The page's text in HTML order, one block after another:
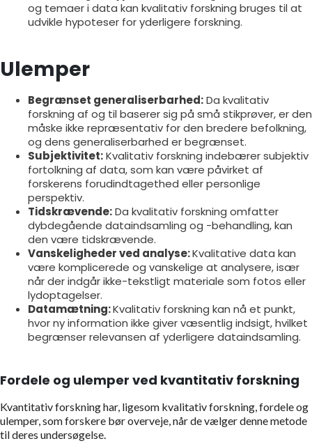
og temaer i data kan kvalitativ forskning bruges til at
udvikle hypoteser for yderligere forskning.
Ulemper
Begrænset generaliserbarhed:Da kvalitativ
forskning af og til baserer sig på små stikprøver, er den
måske ikke repræsentativ for den bredere befolkning,
og dens generaliserbarhed er begrænset.
Subjektivitet:Kvalitativ forskning indebærer subjektiv
fortolkning af data, som kan være påvirket af
forskerens forudindtagethed eller personlige
perspektiv.
Tidskrævende:Da kvalitativ forskning omfatter
dybdegående dataindsamling og -behandling, kan
den være tidskrævende.
Vanskeligheder ved analyse:Kvalitative data kan
være komplicerede og vanskelige at analysere, især
når der indgår ikke-tekstligt materiale som fotos eller
lydoptagelser.
Datamætning:Kvalitativ forskning kan nå et punkt,
hvor ny information ikke giver væsentlig indsigt, hvilket
begrænser relevansen af yderligere dataindsamling.
Fordele og ulemper ved kvantitativ forskning
Kvantitativ forskning har, ligesom kvalitativ forskning, fordele og
ulemper, som forskere bør overveje, når de vælger denne metode
til deres undersøgelse.